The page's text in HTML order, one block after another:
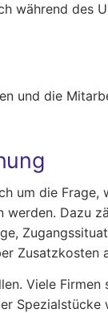
während
und die
um die
Dazu
Zusatzkosten
Viele